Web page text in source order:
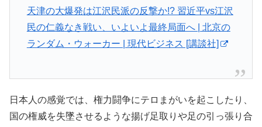
天津の大爆発は江沢民派の反撃か!? 習近平vs江沢
民の仁義なき戦い、いよいよ最終局面へ | 北京の
ランダム・ウォーカー | 現代ビジネス [講談社]
日本人の感覚では、権力闘争にテロまがいを起こしたり、
国の権威を失墜させるような揚げ足取りや足の引っ張り合